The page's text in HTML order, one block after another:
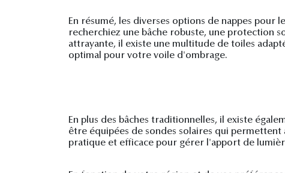
En résumé, les diverses options de nappes
recherchiez une bâche robuste, une protection
attrayante, il existe une multitude de toiles
optimal pour votre voile d'ombrage.
En plus des bâches traditionnelles, il existe
être équipées de sondes solaires qui
pratique et efficace pour gérer l'apport de